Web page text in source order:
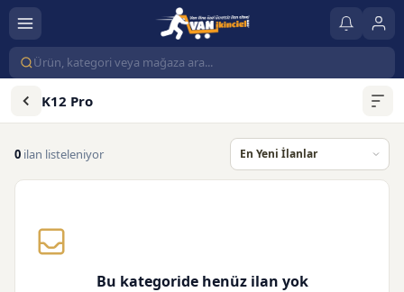
K12 Pro
0 ilan listeleniyor
Bu kategoride henüz ilan yok